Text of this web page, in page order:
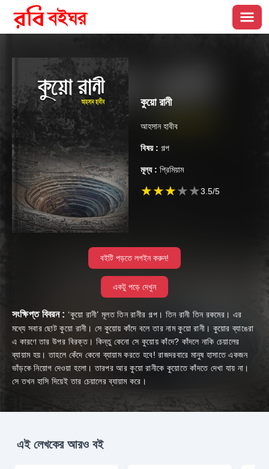
কুয়ো রানী
আহসান হাবীব
বিষয় : গল্প
মূল্য : প্রিমিয়াম
★★★★★3.5/5
বইটি পড়তে লগইন করুন!
একটু পড়ে দেখুন
সংক্ষিপ্ত বিবরন : ‘কুয়ো রানী’ মূলত তিন রানীর গল্প। তিন রানী তিন রকমের। এর
মধ্যে সবার ছোট কুয়ো রানী। সে কুয়োয় কাঁদে বলে তার নাম কুয়ো রানী। কুয়োর ব্যাঙেরা
এ কারণে তার উপর বিরক্ত। কিন্তু কেনো সে কুয়োয় কাঁদে? কাঁদলে নাকি চেয়ালের
ব্যায়াম হয়। তাহলে কেঁদে কেনো ব্যায়াম করতে হবে! রাজদরবারে মানুষ হাসাতে একজন
ভাঁড়কে নিয়োগ দেওয়া হলো। তারপর আর কুয়ো রানীকে কুয়োতে কাঁদতে দেখা যায় না।
সে তখন হাসি দিয়েই তার চেয়ালের ব্যায়াম করে।
এই লেখকের আরও বই